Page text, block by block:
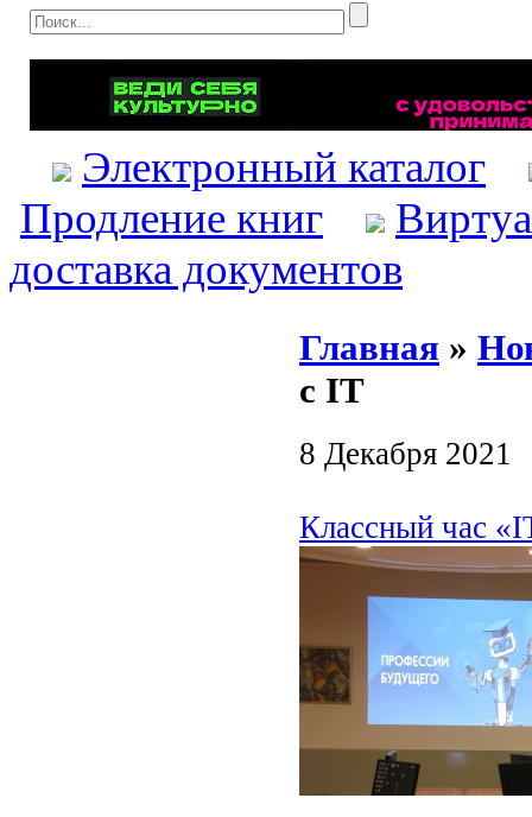
Электронный каталог
Продление книг
доставка документов
Главная »
с IT
8 Декабря 2021
Классный час